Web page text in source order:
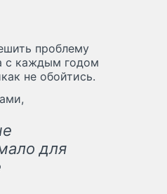
проблему
с каждым годом
не обойтись.
для